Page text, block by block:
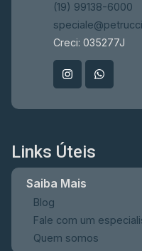
(19) 99138-6000
Creci: 035277J
Links Úteis
Saiba Mais
Blog
Fale com um
Quem somos